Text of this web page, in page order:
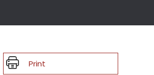
Print